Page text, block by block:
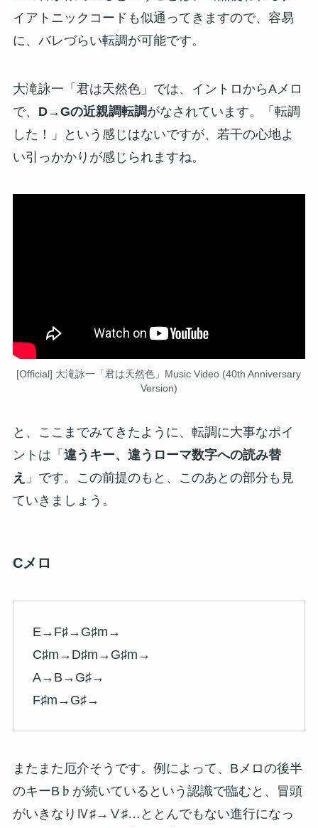
イアトニックコードも似通ってきますので、容易
に、バレづらい転調が可能です。
大滝詠一「君は天然色」では、イントロからAメロ
で、 D→Gの近親調転調がなされています。「転調
した！」という感じはないですが、若干の心地よ
い引っかかりが感じられますね。
[Official] 大滝詠一「君は天然色」Music Video (40th Anniversary
Version)
と、ここまでみてきたように、転調に大事なポイ
ントは「 違うキー、違うローマ数字への読み替
え 」です。この前提のもと、このあとの部分も見
ていきましょう。
Cメロ
E→F♯→G♯m→
C♯m→D♯m→G♯m→
A→B→G♯→
F♯m→G♯→
またまた厄介そうです。例によって、Bメロの後半
のキーB♭が続いているという認識で臨むと、冒頭
がいきなりⅣ♯→Ⅴ♯…ととんでもない進行になっ